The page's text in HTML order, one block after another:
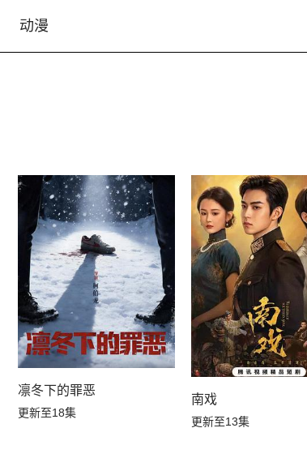
动漫
凛冬下的罪恶
更新至18集
南戏
更新至13集